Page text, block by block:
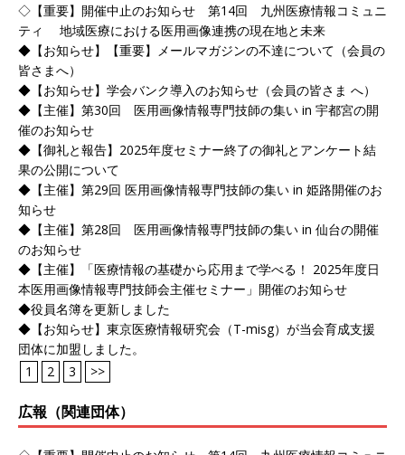
◇【重要】開催中止のお知らせ 第14回 九州医療情報コミュニ
ティ 地域医療における医用画像連携の現在地と未来
◆【お知らせ】【重要】メールマガジンの不達について（会員の
皆さまへ）
◆【お知らせ】学会バンク導入のお知らせ（会員の皆さま へ）
◆【主催】第30回 医用画像情報専門技師の集い in 宇都宮の開
催のお知らせ
◆【御礼と報告】2025年度セミナー終了の御礼とアンケート結
果の公開について
◆【主催】第29回 医用画像情報専門技師の集い in 姫路開催のお
知らせ
◆【主催】第28回 医用画像情報専門技師の集い in 仙台の開催
のお知らせ
◆【主催】「医療情報の基礎から応用まで学べる！ 2025年度日
本医用画像情報専門技師会主催セミナー」開催のお知らせ
◆役員名簿を更新しました
◆【お知らせ】東京医療情報研究会（T-misg）が当会育成支援
団体に加盟しました。
1
2 3 >>
広報（関連団体）